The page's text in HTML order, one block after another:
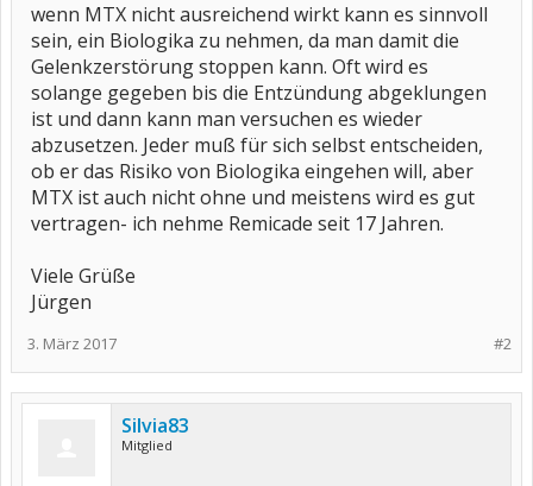
wenn MTX nicht ausreichend wirkt kann es sinnvoll
sein, ein Biologika zu nehmen, da man damit die
Gelenkzerstörung stoppen kann. Oft wird es
solange gegeben bis die Entzündung abgeklungen
ist und dann kann man versuchen es wieder
abzusetzen. Jeder muß für sich selbst entscheiden,
ob er das Risiko von Biologika eingehen will, aber
MTX ist auch nicht ohne und meistens wird es gut
vertragen- ich nehme Remicade seit 17 Jahren.
Viele Grüße
Jürgen
#2
3. März 2017
Silvia83
Mitglied